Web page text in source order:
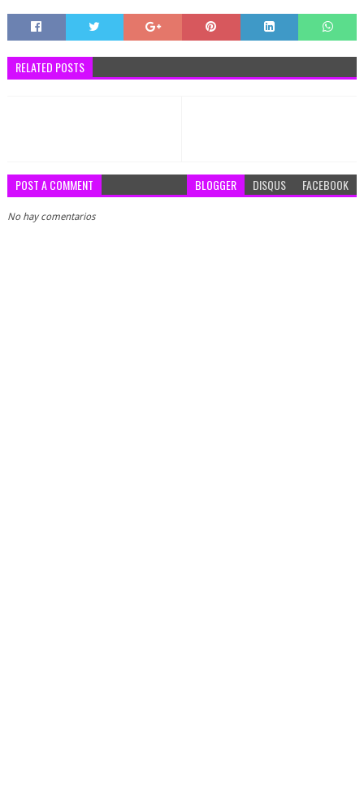
RELATED POSTS
POST A COMMENT BLOGGER DISQUS FACEBOOK
No hay comentarios